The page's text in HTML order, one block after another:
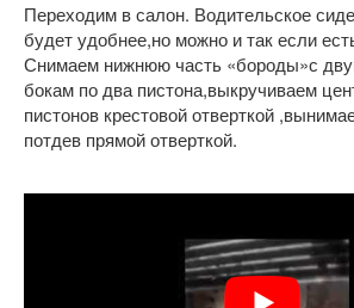
Переходим в салон. Водительское
будет удобнее,но можно и так если
Снимаем нижнюю часть «бороды»с
бокам по два пистона,выкручиваем
пистонов крестовой отверткой
потдев прямой отверткой.